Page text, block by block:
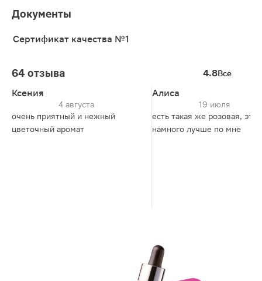
Документы
Сертификат качества №1
64 отзыва 4.8Все
Ксения
4 августа
очень приятный и нежный
цветочный аромат
Алиса
19 июля
есть такая же розовая, эта
намного лучше по мне